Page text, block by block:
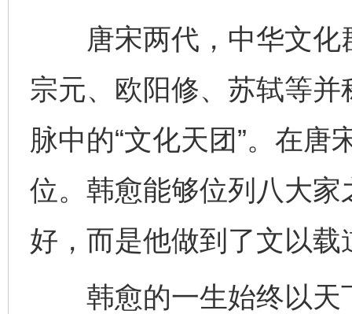
唐宋两代，中华文化
宗元、欧阳修、苏轼等并
脉中的“文化天团”。在
位。韩愈能够位列八大
好，而是他做到了文以
韩愈的一生始终以天